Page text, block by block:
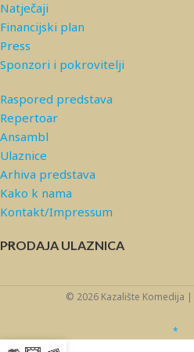
Natječaji
Financijski plan
Press
Sponzori i pokrovitelji
Raspored predstava
Repertoar
Ansambl
Ulaznice
Arhiva predstava
Kako k nama
Kontakt/Impressum
PRODAJA ULAZNICA
© 2026 Kazalište Komedija |
*